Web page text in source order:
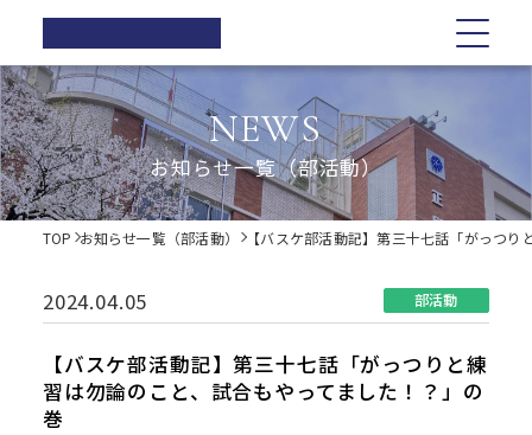
正則高等
学校
学校紹介
正則高等学校の3つの柱
校長ご挨拶
歴史・伝統
制服紹介
教育の特色
正則教育の全体図
学習指導
教科紹介
教育内容
生活指導
PTA
学校生活
年間行事
体育祭
学院祭
学習旅行
入試情報
オープンスクール・学校説明会
募集要項
Web出願について
入試Q&A
在校生の方へ
卒業生の方へ
各種証明書の発行
同窓会
学校紹介
正則高等学校の3つの柱
校長ご挨拶
施設紹介
教育の特色
正則教育の全体図
教育内容
学校生活
学院祭
募集要項
在校生の方へ
NEWS
お知らせ一覧（部活動）
TOP お知らせ一覧（部活動） 【バスケ部活動記】第三十七話「がっつり
2024.04.05 部活動
【バスケ部活動記】第三十七話「がっつりと練
習は勿論のこと、試合もやってました！？」の
巻